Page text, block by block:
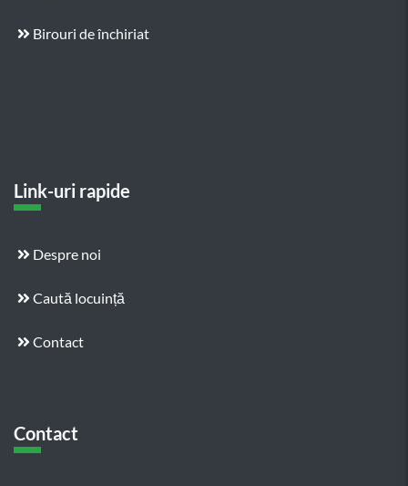
Birouri de închiriat
Link-uri rapide
Despre noi
Caută locuință
Contact
Contact